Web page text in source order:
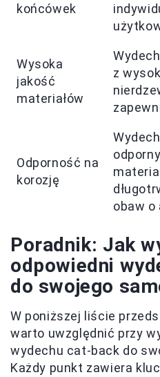
końcówek
Wysoka
jakość
materiałów
z
Odporność na
korozję
obaw o
Poradnik: Jak
odpowiedni
do swojego
W poniższej liście
warto uwzględnić przy
wydechu cat-back do
Każdy punkt zawiera